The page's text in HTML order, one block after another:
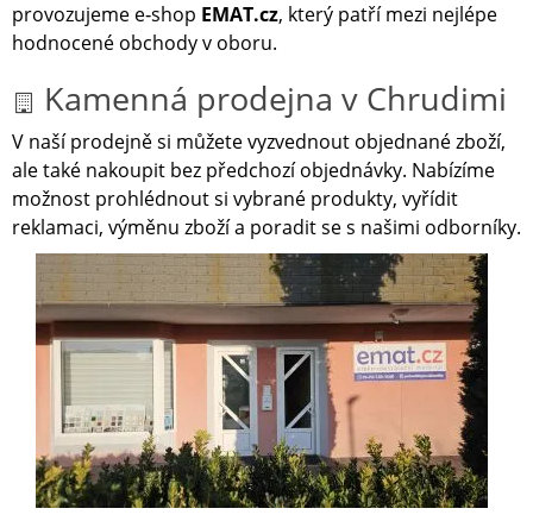
provozujeme e‑shop EMAT.cz, který patří mezi nejlépe
hodnocené obchody v oboru.
Kamenná prodejna v Chrudimi
V naší prodejně si můžete vyzvednout objednané zboží,
ale také nakoupit bez předchozí objednávky. Nabízíme
možnost prohlédnout si vybrané produkty, vyřídit
reklamaci, výměnu zboží a poradit se s našimi odborníky.